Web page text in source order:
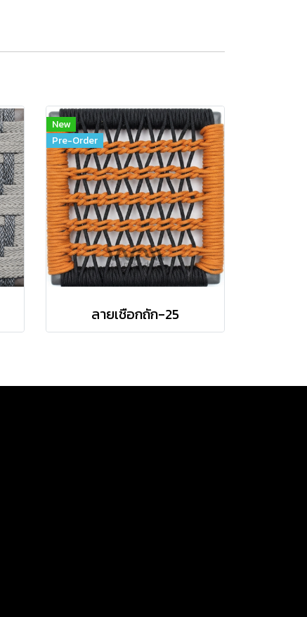
New
Pre-Order
ลายเชือกถัก-25